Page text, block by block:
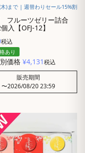
)まで | 週替わりセール15%割
フルーツゼリー詰合
入【OFJ-12】
税込
あり
価格 ¥4,131税込
販売期間
〜2026/08/20 23:59